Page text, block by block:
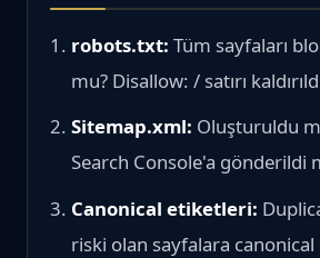
robots.txt: Tüm sayfaları
mu? Disallow: / satırı
Sitemap.xml: Oluşturuldu
Search Console'a gönderildi
Canonical etiketleri:
riski olan sayfalara